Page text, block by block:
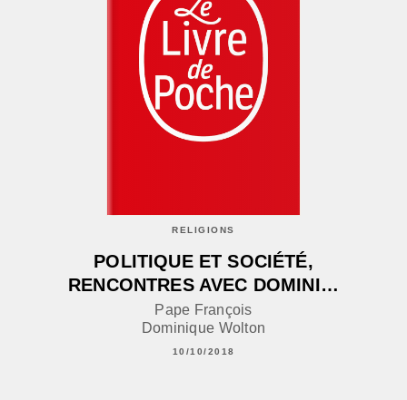
RELIGIONS
POLITIQUE ET SOCIÉTÉ,
RENCONTRES AVEC DOMINI…
Pape François
Dominique Wolton
10/10/2018